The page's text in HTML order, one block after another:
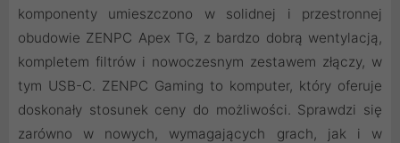
komponenty umieszczono w solidnej i przestronnej
obudowie ZENPC Apex TG, z bardzo dobrą wentylacją,
kompletem filtrów i nowoczesnym zestawem złączy, w
tym USB-C. ZENPC Gaming to komputer, który oferuje
doskonały stosunek ceny do możliwości. Sprawdzi się
zarówno w nowych, wymagających grach, jak i w